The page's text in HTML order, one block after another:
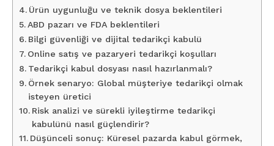
Ürün uygunluğu ve teknik dosya beklentileri
ABD pazarı ve FDA beklentileri
Bilgi güvenliği ve dijital tedarikçi kabulü
Online satış ve pazaryeri tedarikçi koşulları
Tedarikçi kabul dosyası nasıl hazırlanmalı?
Örnek senaryo: Global müşteriye tedarikçi olmak
isteyen üretici
Risk analizi ve sürekli iyileştirme tedarikçi
kabulünü nasıl güçlendirir?
Düşünceli sonuç: Küresel pazarda kabul görmek,